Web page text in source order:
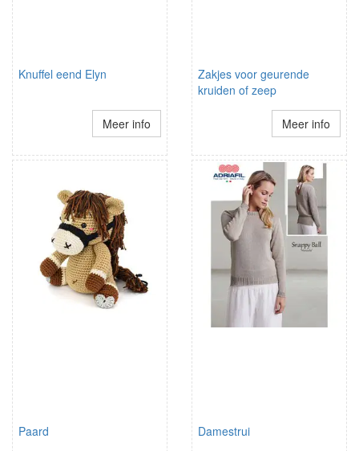
Knuffel eend Elyn
Meer info
Zakjes voor geurende
kruiden of zeep
Meer info
Paard Damestrui